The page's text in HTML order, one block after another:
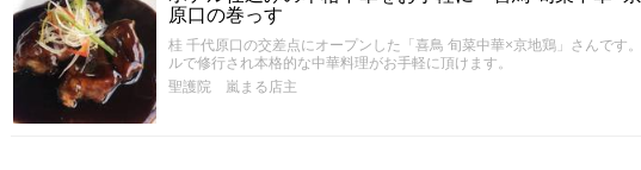
原口の巻っす
桂 千代原口の交差点にオープンした「喜鳥 旬菜中華×京地鶏」さんです
ルで修行され本格的な中華料理がお手軽に頂けます。
聖護院 嵐まる店主